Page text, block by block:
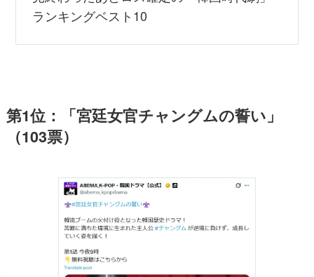
ランキングベスト10
第1位：「宮廷女官チャングムの誓い」
（103票）